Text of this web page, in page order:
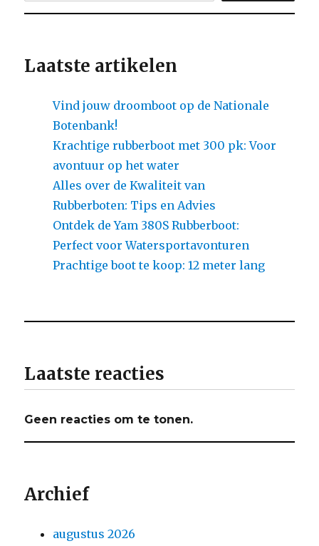
Laatste artikelen
Vind jouw droomboot op de Nationale
Botenbank!
Krachtige rubberboot met 300 pk: Voor
avontuur op het water
Alles over de Kwaliteit van
Rubberboten: Tips en Advies
Ontdek de Yam 380S Rubberboot:
Perfect voor Watersportavonturen
Prachtige boot te koop: 12 meter lang
Laatste reacties
Geen reacties om te tonen.
Archief
augustus 2026